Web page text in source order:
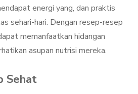
energi yang, dan praktis
sehari-hari. Dengan resep-resep
memanfaatkan hidangan
asupan nutrisi mereka.
Sehat